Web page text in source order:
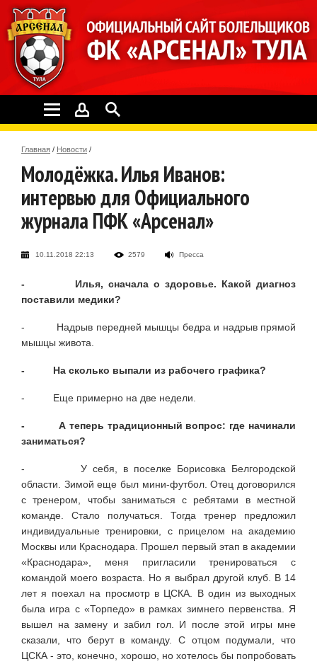
Главная / Новости /
Молодёжка. Илья Иванов:
интервью для Официального
журнала ПФК «Арсенал»
10.11.2018 22:13 2579 Пресса
- Илья, сначала о здоровье. Какой диагноз
поставили медики?
- Надрыв передней мышцы бедра и надрыв прямой
мышцы живота.
- На сколько выпали из рабочего графика?
- Еще примерно на две недели.
- А теперь традиционный вопрос: где начинали
заниматься?
- У себя, в поселке Борисовка Белгородской
области. Зимой еще был мини-футбол. Отец договорился
с тренером, чтобы заниматься с ребятами в местной
команде. Стало получаться. Тогда тренер предложил
индивидуальные тренировки, с прицелом на академию
Москвы или Краснодара. Прошел первый этап в академии
«Краснодара», меня пригласили тренироваться с
командой моего возраста. Но я выбрал другой клуб. В 14
лет я поехал на просмотр в ЦСКА. В один из выходных
была игра с «Торпедо» в рамках зимнего первенства. Я
вышел на замену и забил гол. И после этой игры мне
сказали, что берут в команду. С отцом подумали, что
ЦСКА - это, конечно, хорошо, но хотелось бы попробовать